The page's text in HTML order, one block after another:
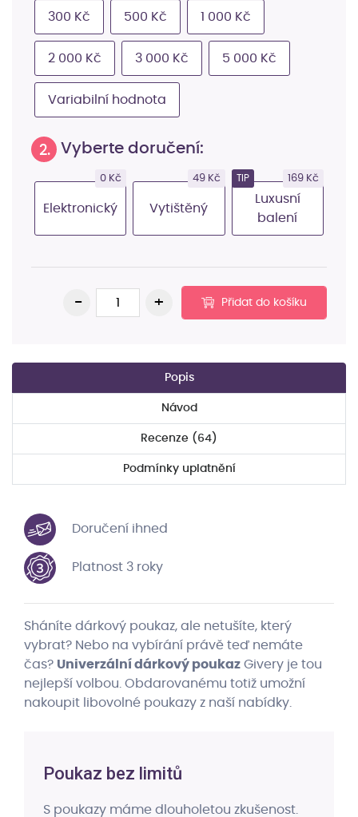
300 Kč 500 Kč 1 000 Kč
2 000 Kč 3 000 Kč 5 000 Kč
Variabilní hodnota
2. Vyberte doručení:
0 Kč
Elektronický
49 Kč
Vytištěný
TIP 169 Kč
Luxusní
balení
Přidat do košíku
Popis
Návod
Recenze (64)
Podmínky uplatnění
Doručení ihned
Platnost 3 roky
Sháníte dárkový poukaz, ale netušíte, který
vybrat? Nebo na vybírání právě teď nemáte
čas? Univerzální dárkový poukaz Givery je tou
nejlepší volbou. Obdarovanému totiž umožní
nakoupit libovolné poukazy z naší nabídky.
Poukaz bez limitů
S poukazy máme dlouholetou zkušenost.